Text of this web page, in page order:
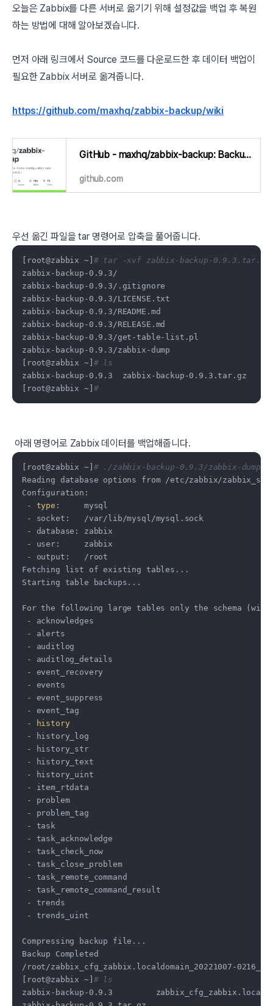
오늘은 Zabbix를 다른 서버로 옮기기 위해 설정값을 백업 후 복원
하는 방법에 대해 알아보겠습니다.
먼저 아래 링크에서 Source 코드를 다운로드한 후 데이터 백업이
필요한 Zabbix 서버로 옮겨줍니다.
https://github.com/maxhq/zabbix-backup/wiki
GitHub - maxhq/zabbix-backup: Backup script for Zabbix configuration data (MySQL/PostgreSQL)
github.com
우선 옮긴 파일을 tar 명령어로 압축을 풀어줍니다.
[root@zabbix ~] # tar -xvf zabbix-backup-0.9.3.tar.gz
zabbix-backup-0.9.3/
zabbix-backup-0.9.3/.gitignore
zabbix-backup-0.9.3/LICENSE.txt
zabbix-backup-0.9.3/README.md
zabbix-backup-0.9.3/RELEASE.md
zabbix-backup-0.9.3/get-table-list.pl
zabbix-backup-0.9.3/zabbix-dump
[root@zabbix ~] # ls
zabbix-backup-0.9.3  zabbix-backup-0.9.3.tar.gz
[root@zabbix ~] #
아래 명령어로 Zabbix 데이터를 백업해줍니다.
[root@zabbix ~] # ./zabbix-backup-0.9.3/zabbix-dump
Reading database options from /etc/zabbix/
Configuration:
- type :     mysql
- socket:   /var/lib/mysql/mysql.sock
- database: zabbix
- user:     zabbix
- output:   /root
Fetching list of existing tables...
Starting table backups...
For the following large tables only the schema
- acknowledges
- alerts
- auditlog
- auditlog_details
- event_recovery
- events
- event_suppress
- event_tag
-
history
- history_log
- history_str
- history_text
- history_uint
- item_rtdata
- problem
- problem_tag
- task
- task_acknowledge
- task_check_now
- task_close_problem
- task_remote_command
- task_remote_command_result
- trends
- trends_uint
Compressing backup file...
Backup Completed
/root/zabbix_cfg_zabbix.localdomain_20221007-
[root@zabbix ~] # ls
zabbix-backup-0.9.3